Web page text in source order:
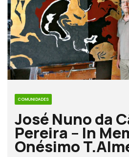
COMUNIDADES
José Nuno da
Pereira – In
Onésimo